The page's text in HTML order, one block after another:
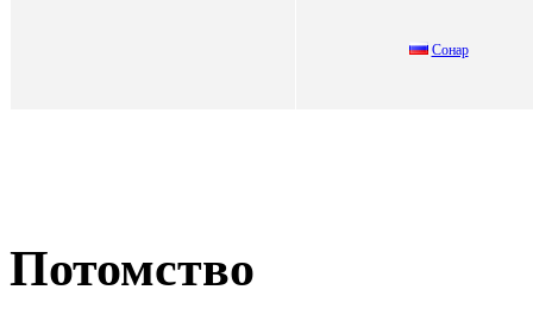
Сонap
Потомство